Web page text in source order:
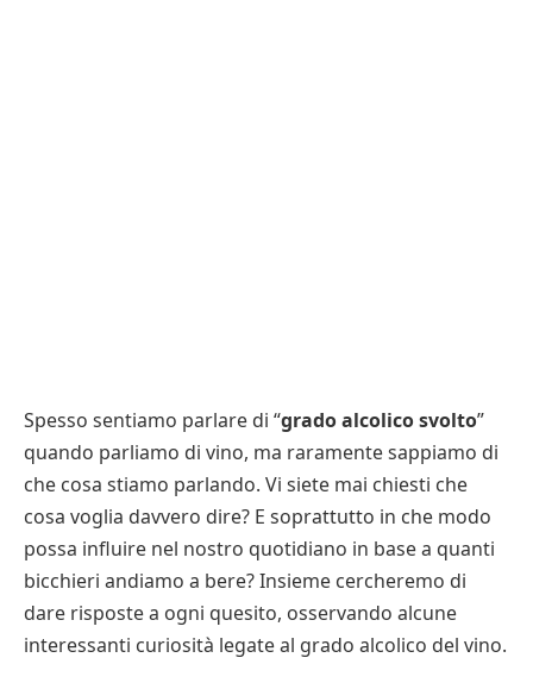
Spesso sentiamo parlare di “grado alcolico svolto”
quando parliamo di vino, ma raramente sappiamo di
che cosa stiamo parlando. Vi siete mai chiesti che
cosa voglia davvero dire? E soprattutto in che modo
possa influire nel nostro quotidiano in base a quanti
bicchieri andiamo a bere? Insieme cercheremo di
dare risposte a ogni quesito, osservando alcune
interessanti curiosità legate al grado alcolico del vino.